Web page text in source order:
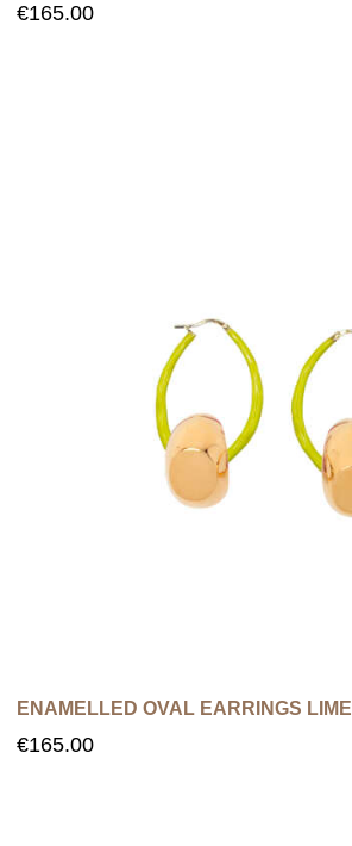
€165.00
ENAMELLED OVAL EARRINGS LIME
€165.00